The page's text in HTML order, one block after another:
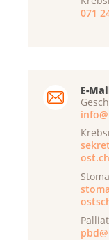
071
E-
ost.ch